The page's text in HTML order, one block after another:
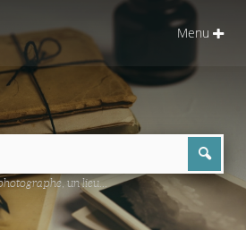
Menu
un lieu...